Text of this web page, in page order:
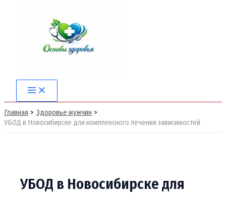
Main
Menu
Главная
Здоровье мужчин
УБОД в Новосибирске для комплексного лечения зависимостей
УБОД в Новосибирске для